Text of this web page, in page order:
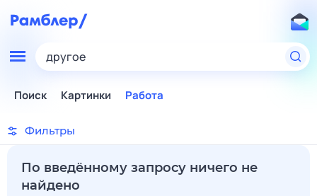
другое
Поиск Картинки Работа
Фильтры
По введённому запросу ничего не
найдено